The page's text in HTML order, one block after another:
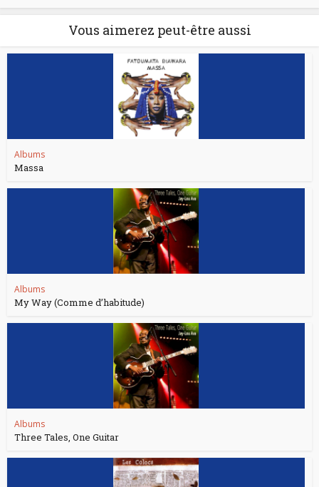
Vous aimerez peut-être aussi
Albums
Massa
Albums
My Way (Comme d’habitude)
Albums
Three Tales, One Guitar